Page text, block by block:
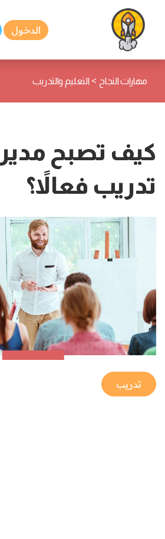
الدخول
مهارات النجاح > التعليم والتدريب
كيف تصبح
تدريب فعالاً؟
تدريب